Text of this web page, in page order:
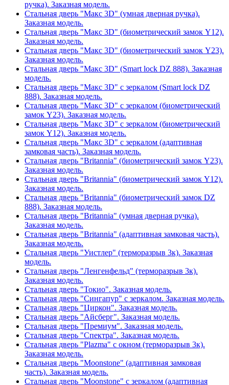
ручка). Заказная модель.
Стальная дверь "Макс 3D" (умная дверная ручка).
Заказная модель.
Стальная дверь "Макс 3D" (биометрический замок Y12).
Заказная модель.
Стальная дверь "Макс 3D" (биометрический замок Y23).
Заказная модель.
Стальная дверь "Макс 3D" (Smart lock DZ 888). Заказная
модель.
Стальная дверь "Макс 3D" с зеркалом (Smart lock DZ
888). Заказная модель.
Стальная дверь "Макс 3D" с зеркалом (биометрический
замок Y23). Заказная модель.
Стальная дверь "Макс 3D" с зеркалом (биометрический
замок Y12). Заказная модель.
Стальная дверь "Макс 3D" с зеркалом (адаптивная
замковая часть). Заказная модель.
Стальная дверь "Britannia" (биометрический замок Y23).
Заказная модель.
Стальная дверь "Britannia" (биометрический замок Y12).
Заказная модель.
Стальная дверь "Britannia" (биометрический замок DZ
888). Заказная модель.
Стальная дверь "Britannia" (умная дверная ручка).
Заказная модель.
Стальная дверь "Britannia" (адаптивная замковая часть).
Заказная модель.
Стальная дверь "Уистлер" (терморазрыв 3к). Заказная
модель.
Стальная дверь "Ленгенфельд" (терморазрыв 3к).
Заказная модель.
Стальная дверь "Токио". Заказная модель.
Стальная дверь "Сингапур" с зеркалом. Заказная модель.
Стальная дверь "Циркон". Заказная модель.
Стальная дверь "Айсберг". Заказная модель.
Стальная дверь "Премиум". Заказная модель.
Стальная дверь "Спектра". Заказная модель.
Стальная дверь "Plazma" с окном (терморазрыв 3к).
Заказная модель.
Стальная дверь "Moonstone" (адаптивная замковая
часть). Заказная модель.
Стальная дверь "Moonstone" с зеркалом (адаптивная